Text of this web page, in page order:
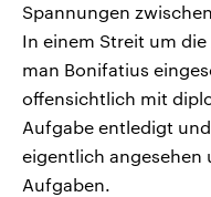
Spannungen
In einem Streit um
man Bonifatius
offensichtlich mit
Aufgabe entledigt
eigentlich angesehen
Aufgaben.